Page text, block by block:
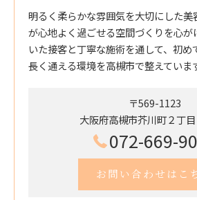
明るく柔らかな雰囲気を大切にした美
が心地よく過ごせる空間づくりを心が
いた接客と丁寧な施術を通して、初め
長く通える環境を高槻市で整えていま
〒569-1123
大阪府高槻市芥川町２丁目
072-669-
お問い合わせはこ